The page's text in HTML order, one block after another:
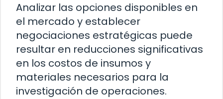
Analizar las opciones disponibles en
el mercado y establecer
negociaciones estratégicas puede
resultar en reducciones significativas
en los costos de insumos y
materiales necesarios para la
investigación de operaciones.